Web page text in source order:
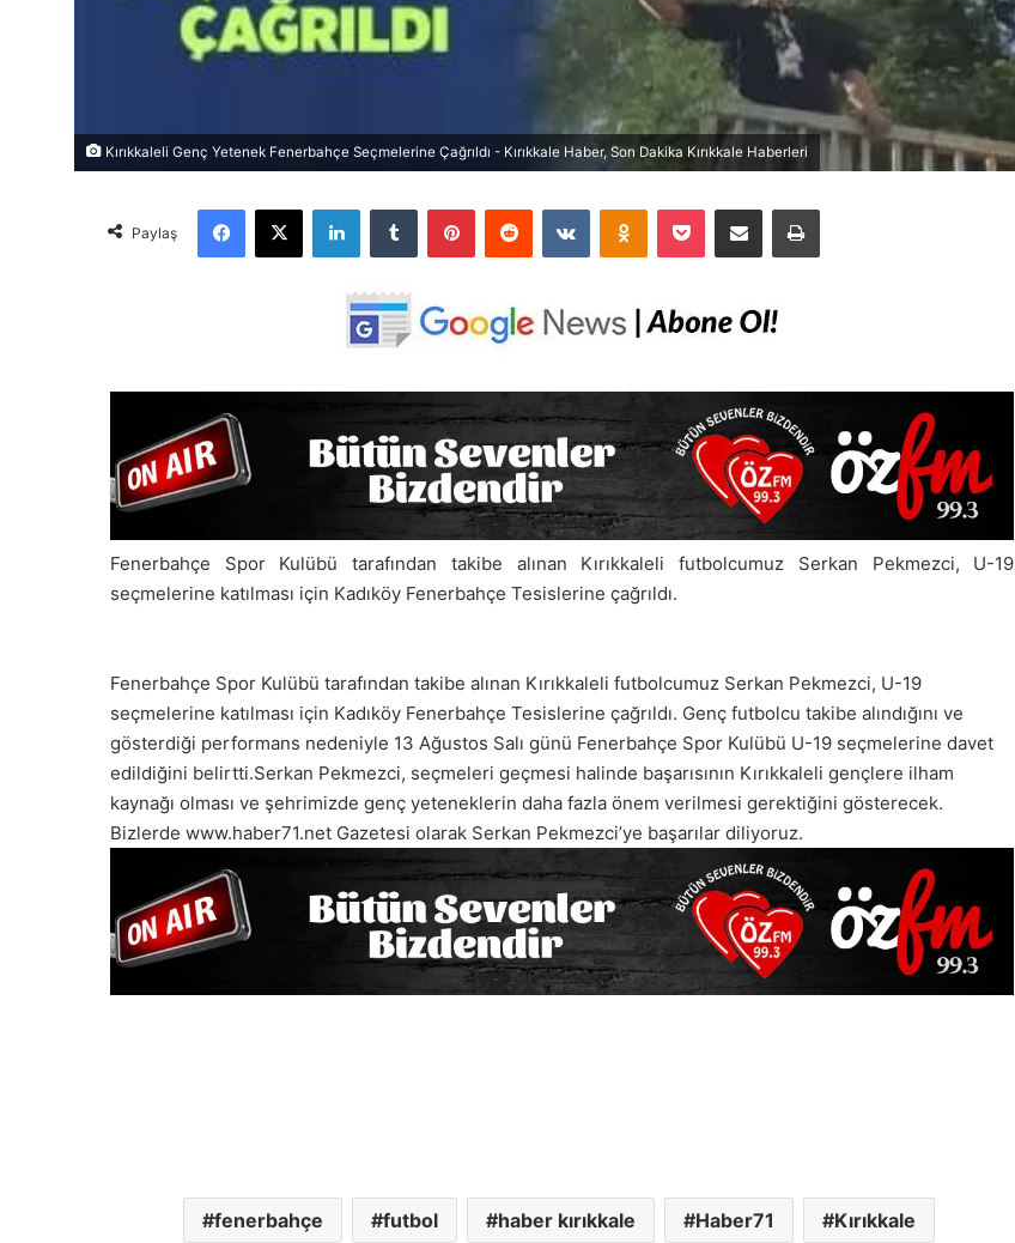
Kırıkkaleli Genç Yetenek Fenerbahçe Seçmelerine Çağrıldı - Kırıkkale Haber, Son Dakika Kırıkkale Haberleri
Paylaş
Fenerbahçe Spor Kulübü tarafından takibe alınan Kırıkkaleli futbolcumuz Serkan Pekmezci, U-19
seçmelerine katılması için Kadıköy Fenerbahçe Tesislerine çağrıldı.
Fenerbahçe Spor Kulübü tarafından takibe alınan Kırıkkaleli futbolcumuz Serkan Pekmezci, U-19
seçmelerine katılması için Kadıköy Fenerbahçe Tesislerine çağrıldı. Genç futbolcu takibe alındığını ve
gösterdiği performans nedeniyle 13 Ağustos Salı günü Fenerbahçe Spor Kulübü U-19 seçmelerine davet
edildiğini belirtti.Serkan Pekmezci, seçmeleri geçmesi halinde başarısının Kırıkkaleli gençlere ilham
kaynağı olması ve şehrimizde genç yeteneklerin daha fazla önem verilmesi gerektiğini gösterecek.
Bizlerde www.haber71.net Gazetesi olarak Serkan Pekmezci’ye başarılar diliyoruz.
fenerbahçe futbol haber kırıkkale Haber71 Kırıkkale